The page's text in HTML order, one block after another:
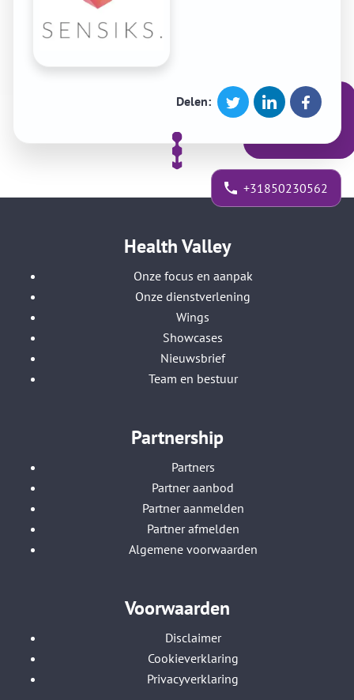
Delen:
+31850230562
Health Valley
Onze focus en aanpak
Onze dienstverlening
Wings
Showcases
Nieuwsbrief
Team en bestuur
Partnership
Partners
Partner aanbod
Partner aanmelden
Partner afmelden
Algemene voorwaarden
Voorwaarden
Disclaimer
Cookieverklaring
Privacyverklaring